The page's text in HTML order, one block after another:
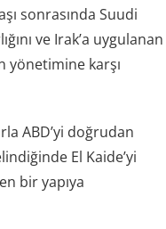
sonrasında Suudi
ve Irak’a uygulanan
yönetimine karşı
ABD’yi doğrudan
El Kaide’yi
bir yapıya